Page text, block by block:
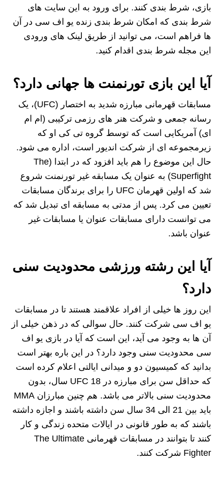
بازی، شرط بندی کنند. برای ورود به این سایت های
شرط بندی که امکان شرط بندی زنده یو اف سی در آن
ها فراهم است، می توانید از طریق لینک های ورودی
این مجله شرط بندی اقدام کنید.
آیا این بازی تورنمنت ها جهانی دارد؟
مسابقات قهرمانی مبارزه شدید به اختصار (UFC)، یک
رسانه جمعی و شرکت هنر های رزمی ترکیبی (ام‌ ام‌
ای) آمریکایی است که توسط گروه تی‌ کی‌ او که
زیرمجموعه ای از شرکت اندیور است، اداره می‌ شود.
حال این موضوع را هم باید افزود که در ابتدا (The
Superfight) به عنوان یک مسابقه غیر تورنمنت شروع
شد که اولین قهرمان UFC را برای برندگان مسابقات
تعیین می کرد. پس از مدتی به مسابقه‌ ای تبدیل شد که
می‌ توانست دارای مسابقات عنوان یا مسابقات غیر
عنوان باشد.
آیا این رشته ورزشی محدودیت سنی
دارد؟
این روز ها خیلی از افراد علاقمند هستند تا در مسابقات
یو اف سی شرکت کنند. حال سوالی که در ذهن خیلی از
آن ها به وجود می آید، این است که آیا در بازی یو اف
سی محدودیت سنی وجود دارد؟ در این باره بهتر است
بدانید که کمیسیون دو و میدانی ایالتی اعلام کرده است
که حداقل سن برای مبارزه در UFC 18 سال، بدون
محدودیت سنی بالاتر می باشد. هم چنین مبارزان MMA
باید بین 21 الی 34 سال سن داشته باشند و اجازه داشته
باشند که به طور قانونی در ایالات متحده زندگی و کار
کنند تا بتوانند در مسابقات قهرمانی The Ultimate
Fighter شرکت کنند.